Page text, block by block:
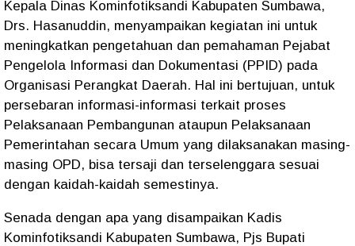
Kepala Dinas Kominfotiksandi Kabupaten Sumbawa,
Drs. Hasanuddin, menyampaikan kegiatan ini untuk
meningkatkan pengetahuan dan pemahaman Pejabat
Pengelola Informasi dan Dokumentasi (PPID) pada
Organisasi Perangkat Daerah. Hal ini bertujuan, untuk
persebaran informasi-informasi terkait proses
Pelaksanaan Pembangunan ataupun Pelaksanaan
Pemerintahan secara Umum yang dilaksanakan masing-
masing OPD, bisa tersaji dan terselenggara sesuai
dengan kaidah-kaidah semestinya.
Senada dengan apa yang disampaikan Kadis
Kominfotiksandi Kabupaten Sumbawa, Pjs Bupati